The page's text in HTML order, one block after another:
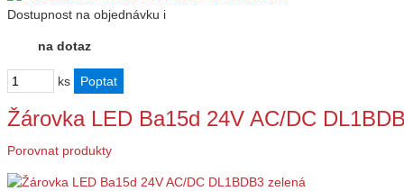
Dostupnost na objednávku i
na dotaz
ks
Žárovka LED Ba15d 24V AC/DC
Porovnat produkty